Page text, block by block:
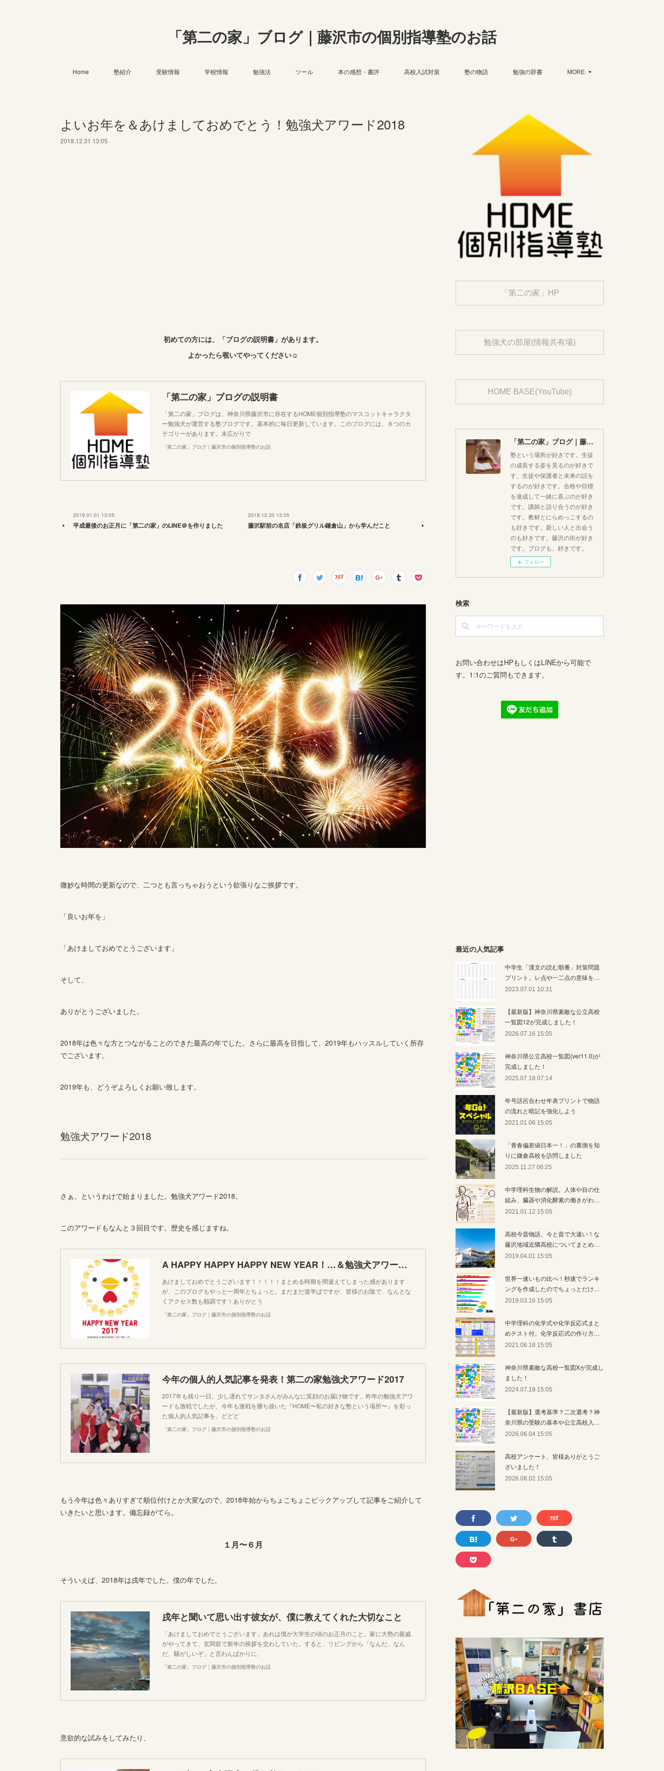
「第二の家」ブログ｜藤沢市の個別指導塾のお話
Home 塾紹介 受験情報 学校情報 勉強法 ツール 本の感想・書評 高校入試対策 塾の物語 勉強の辞書 MORE
よいお年を＆あけましておめでとう！勉強犬アワード2018
2018.12.31 13:05
初めての方には、「ブログの説明書」があります。
よかったら覗いてやってください☺︎
「第二の家」ブログの説明書
「第二の家」ブログは、神奈川県藤沢市に存在するHOME個別指導塾のマスコットキャラクタ
ー勉強犬が運営する塾ブログです。基本的に毎日更新しています。このブログには、８つのカ
テゴリーがあります。末広がりで
「第二の家」ブログ｜藤沢市の個別指導塾のお話
2019.01.01 13:05
平成最後のお正月に「第二の家」のLINE＠を作りました
2018.12.30 13:05
藤沢駅前の名店「鉄板グリル鎌倉山」から学んだこと
微妙な時間の更新なので、二つとも言っちゃおうという欲張りなご挨拶です。
「良いお年を」
「あけましておめでとうございます」
そして、
ありがとうございました。
2018年は色々な方とつながることのできた最高の年でした。さらに最高を目指して、2019年もハッスルしていく所存
でございます。
2019年も、どうぞよろしくお願い致します。
勉強犬アワード2018
さぁ、というわけで始まりました。勉強犬アワード2018。
このアワードもなんと３回目です。歴史を感じますね。
A HAPPY HAPPY HAPPY NEW YEAR！…＆勉強犬アワード2016
あけましておめでとうございます！！！！！まとめる時期を間違えてしまった感があります
が、このブログもやっと一周年とちょっと。まだまだ道半ばですが、皆様のお陰で、なんとな
くアクセス数も順調です！ありがとう
「第二の家」ブログ｜藤沢市の個別指導塾のお話
今年の個人的人気記事を発表！第二の家勉強犬アワード2017
2017年も残り一日。少し遅れてサンタさんがみんなに笑顔のお届け物です。昨年の勉強犬アワ
ードも激戦でしたが、今年も激戦を勝ち抜いた『HOME〜私の好きな塾という場所〜』を彩っ
た個人的人気記事を、どどど
「第二の家」ブログ｜藤沢市の個別指導塾のお話
もう今年は色々ありすぎて順位付けとか大変なので、2018年始からちょこちょこピックアップして記事をご紹介して
いきたいと思います。備忘録がてら。
１月〜６月
そういえば、2018年は戌年でした。僕の年でした。
戌年と聞いて思い出す彼女が、僕に教えてくれた大切なこと
「あけましておめでとうございます」あれは僕が大学生の頃のお正月のこと。家に大勢の親戚
がやってきて、玄関前で新年の挨拶を交わしていた。すると、リビングから「なんだ、なん
だ、騒がしいぞ」と言わんばかりに、
「第二の家」ブログ｜藤沢市の個別指導塾のお話
意欲的な試みをしてみたり、
「第二の家」HP
勉強犬の部屋(情報共有場)
HOME BASE(YouTube)
「第二の家」ブログ｜藤沢市の個別指導塾のお話
塾という場所が好きです。生徒
の成長する姿を見るのが好きで
す。生徒や保護者と未来の話を
するのが好きです。合格や目標
を達成して一緒に喜ぶのが好き
です。講師と語り合うのが好き
です。教材とにらめっこするの
も好きです。新しい人と出会う
のも好きです。藤沢の街が好き
です。ブログも、好きです。
フォロー
検索
お問い合わせはHPもしくはLINEから可能で
す。1:1のご質問もできます。
最近の人気記事
中学生「漢文の読む順番」対策問題
プリント。レ点や一二点の意味を…
2023.07.01 10:31
【最新版】神奈川県素敵な公立高校
一覧図12が完成しました！
2026.07.16 15:05
神奈川県公立高校一覧図(ver11.0)が
完成しました！
2025.07.18 07:14
年号語呂合わせ年表プリントで物語
の流れと暗記を強化しよう
2021.01.06 15:05
「青春偏差値日本一！」の裏側を知
りに鎌倉高校を訪問しました
2025.11.27 06:25
中学理科生物の解説。人体や目の仕
組み、臓器や消化酵素の働きがわ…
2021.01.12 15:05
高校今昔物語。今と昔で大違い！な
藤沢地域近隣高校についてまとめ…
2019.04.01 15:05
世界一速いもの比べ！秒速でランキ
ングを作成したのでちょっとだけ…
2019.03.16 15:05
中学理科の化学式や化学反応式まと
めテスト付。化学反応式の作り方…
2021.06.18 15:05
神奈川県素敵な高校一覧図Xが完成し
ました！
2024.07.19 15:05
【最新版】選考基準？二次選考？神
奈川県の受験の基本や公立高校入…
2026.06.04 15:05
高校アンケート、皆様ありがとうご
ざいました！
2026.08.02 15:05